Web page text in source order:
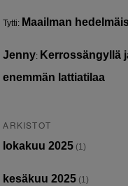
Tytti: Maailman
Jenny: Kerrossängyllä
enemmän lattiatilaa
ARKISTOT
lokakuu 2025 (1)
kesäkuu 2025 (1)